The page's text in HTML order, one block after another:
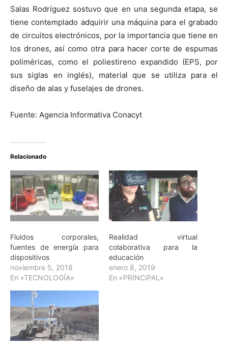
Salas Rodríguez sostuvo que en una segunda etapa, se
tiene contemplado adquirir una máquina para el grabado
de circuitos electrónicos, por la importancia que tiene en
los drones, así como otra para hacer corte de espumas
poliméricas, como el poliestireno expandido (EPS, por
sus siglas en inglés), material que se utiliza para el
diseño de alas y fuselajes de drones.
Fuente: Agencia Informativa Conacyt
Relacionado
Fluidos corporales,
fuentes de energía para
dispositivos
noviembre 5, 2018
En «TECNOLOGÍA»
Realidad virtual
colaborativa para la
educación
enero 8, 2019
En «PRINCIPAL»